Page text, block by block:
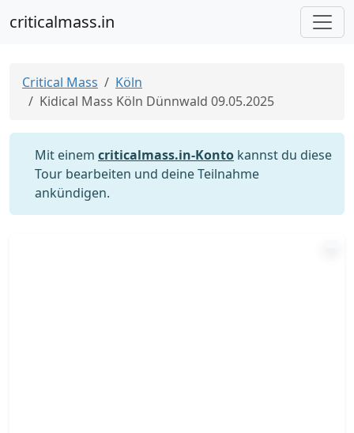
criticalmass.in
Critical Mass
Köln
Kidical Mass Köln Dünnwald 09.05.2025
Mit einem criticalmass.in-Konto kannst du diese
Tour bearbeiten und deine Teilnahme
ankündigen.